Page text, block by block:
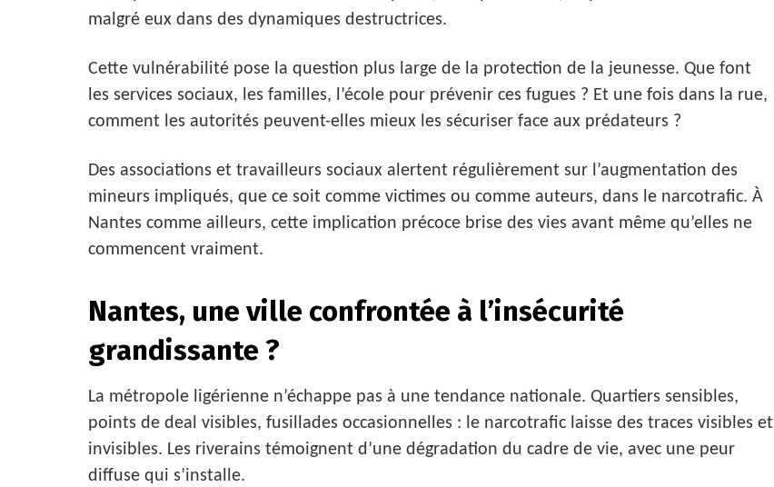
malgré eux dans des dynamiques destructrices.
Cette vulnérabilité pose la question plus large de la protection de la jeunesse. Que font
les services sociaux, les familles, l’école pour prévenir ces fugues ? Et une fois dans la rue,
comment les autorités peuvent-elles mieux les sécuriser face aux prédateurs ?
Des associations et travailleurs sociaux alertent régulièrement sur l’augmentation des
mineurs impliqués, que ce soit comme victimes ou comme auteurs, dans le narcotrafic. À
Nantes comme ailleurs, cette implication précoce brise des vies avant même qu’elles ne
commencent vraiment.
Nantes, une ville confrontée à l’insécurité
grandissante ?
La métropole ligérienne n’échappe pas à une tendance nationale. Quartiers sensibles,
points de deal visibles, fusillades occasionnelles : le narcotrafic laisse des traces visibles et
invisibles. Les riverains témoignent d’une dégradation du cadre de vie, avec une peur
diffuse qui s’installe.